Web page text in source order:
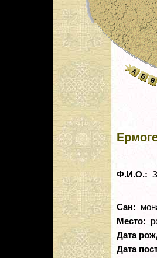
Ф.И.О.:
Сан:
Место:
Дата
Дата